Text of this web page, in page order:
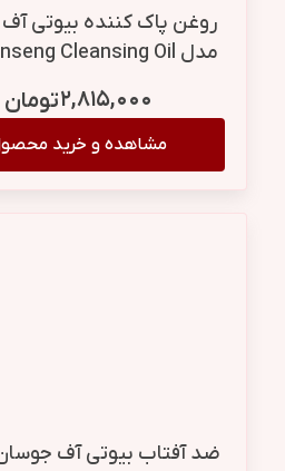
روغن پاک کننده بیوتی
۲,۸۱۵,۰۰۰تومان
مشاهده و خرید